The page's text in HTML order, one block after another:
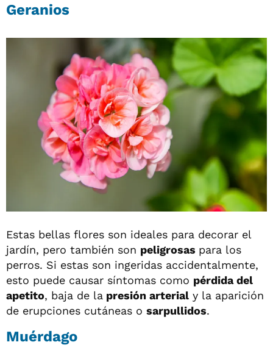
Geranios
Estas bellas flores son ideales para decorar el
jardín, pero también son peligrosas para los
perros. Si estas son ingeridas accidentalmente,
esto puede causar síntomas como pérdida del
apetito, baja de la presión arterial y la aparición
de erupciones cutáneas o sarpullidos.
Muérdago